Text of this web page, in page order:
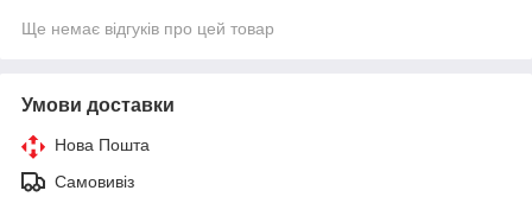
Ще немає відгуків про цей товар
Умови доставки
Нова Пошта
Самовивіз